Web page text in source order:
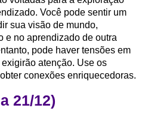
Você pode sentir um
sua visão de mundo,
e no aprendizado de outra
pode haver tensões em
atenção. Use os
conexões enriquecedoras.
21/12)